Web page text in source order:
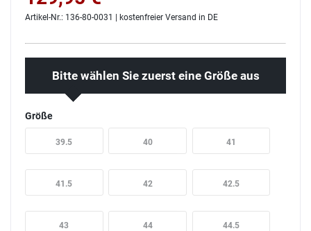
Artikel-Nr.: 136-80-0031 | kostenfreier Versand in DE
Bitte wählen Sie zuerst eine Größe aus
Größe
39.5 40 41
41.5 42 42.5
43 44 44.5